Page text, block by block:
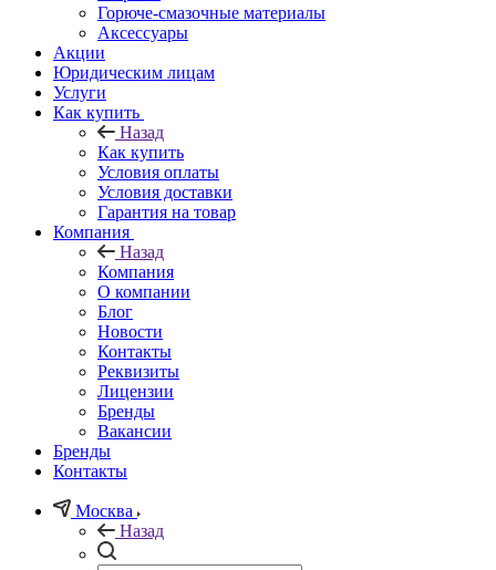
Горюче-смазочные материалы
Аксессуары
Акции
Юридическим лицам
Услуги
Как купить
Назад
Как купить
Условия оплаты
Условия доставки
Гарантия на товар
Компания
Назад
Компания
О компании
Блог
Новости
Контакты
Реквизиты
Лицензии
Бренды
Вакансии
Бренды
Контакты
Москва
Назад